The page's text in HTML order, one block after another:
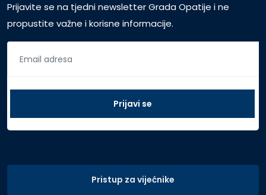
Prijavite se na tjedni newsletter Grada Opatije i ne
propustite važne i korisne informacije.
Pristup za vijećnike